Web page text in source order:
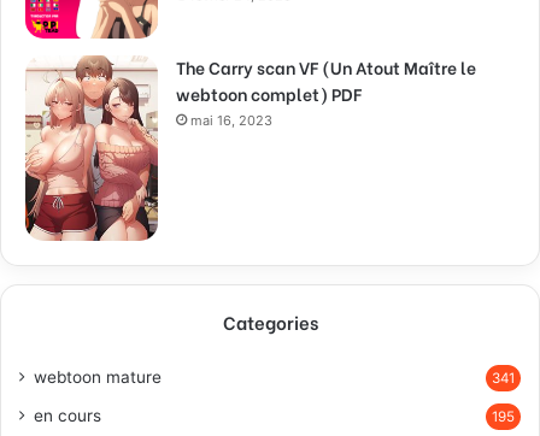
The Carry scan VF (Un Atout Maître le
webtoon complet) PDF
mai 16, 2023
Categories
webtoon mature 341
en cours 195